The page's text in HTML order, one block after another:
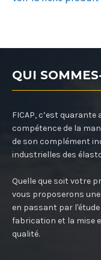
QUI
FICAP, c’est
compétence de la
de son complément
industrielles des
Quelle que soit votre
vous proposerons
en passant par
fabrication et la mise
qualité.